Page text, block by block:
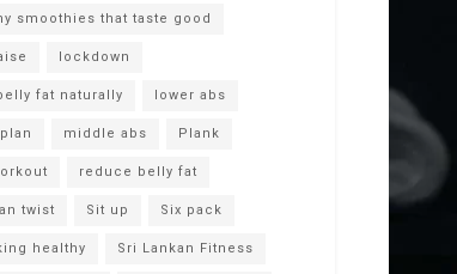
smoothies that taste good
lockdown
fat naturally lower abs
middle abs Plank
reduce belly fat
twist Sit up Six pack
healthy Sri Lankan Fitness